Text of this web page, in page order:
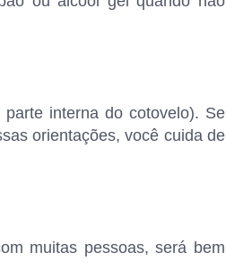
interna do cotovelo). Se
orientações, você cuida de
muitas pessoas, será bem